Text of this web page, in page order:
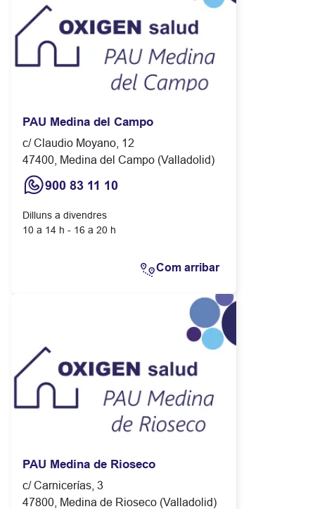
PAU Medina del Campo
c/ Claudio Moyano, 12
47400, Medina del Campo (Valladolid)
900 83 11 10
Dilluns a divendres
10 a 14 h - 16 a 20 h
Com arribar
PAU Medina de Rioseco
c/ Carnicerías, 3
47800, Medina de Rioseco (Valladolid)